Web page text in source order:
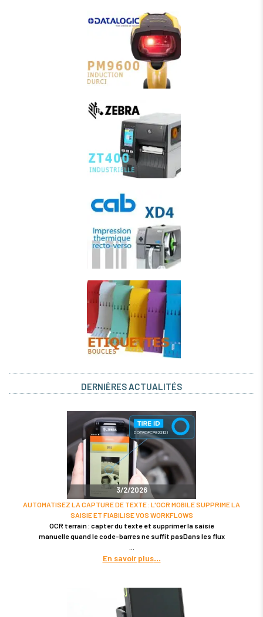
DERNIÈRES ACTUALITÉS
3/2/2026
AUTOMATISEZ LA CAPTURE DE TEXTE : L'OCR MOBILE SUPPRIME LA
SAISIE ET FIABILISE VOS WORKFLOWS
OCR terrain : capter du texte et supprimer la saisie
manuelle quand le code-barres ne suffit pasDans les flux
En savoir plus